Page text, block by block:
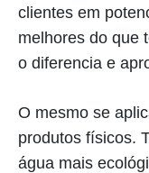
clientes em
melhores do que
o diferencia e
O mesmo se
produtos físicos.
água mais